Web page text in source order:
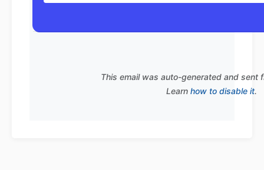
This email was auto-generated and sent
Learn how to disable it.